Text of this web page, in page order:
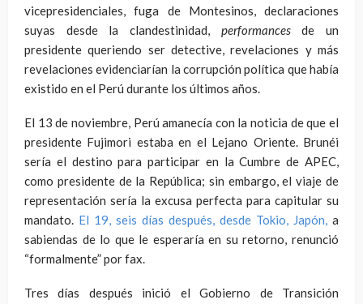
vicepresidenciales, fuga de Montesinos, declaraciones
suyas desde la clandestinidad, performancesde un
presidente queriendo ser detective, revelaciones y más
revelaciones evidenciarían la corrupción política que había
existido en el Perú durante los últimos años.
El 13 de noviembre, Perú amanecía con la noticia de que el
presidente Fujimori estaba en el Lejano Oriente. Brunéi
sería el destino para participar en la Cumbre de APEC,
como presidente de la República; sin embargo, el viaje de
representación sería la excusa perfecta para capitular su
mandato. El 19, seis días después, desde Tokio, Japón, a
sabiendas de lo que le esperaría en su retorno, renunció
“formalmente” por fax.
Tres días después inició el Gobierno de Transición